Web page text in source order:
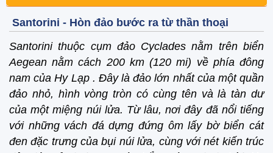
Santorini - Hòn đảo bước ra từ thần thoại
Santorini thuộc cụm đảo Cyclades nằm trên biển
Aegean nằm cách 200 km (120 mi) về phía đông
nam của Hy Lạp . Đây là đảo lớn nhất của một quần
đảo nhỏ, hình vòng tròn có cùng tên và là tàn dư
của một miệng núi lửa. Từ lâu, nơi đây đã nổi tiếng
với những vách đá dựng đứng ôm lấy bờ biển cát
đen đặc trưng của bụi núi lửa, cùng với nét kiến trúc